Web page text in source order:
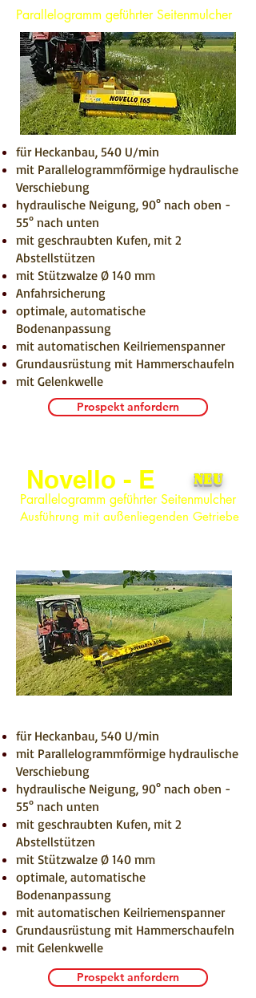
Parallelogramm geführter Seitenmulcher
für Heckanbau, 540 U/min
mit Parallelogrammförmige hydraulische
Verschiebung
hydraulische Neigung, 90° nach oben -
55° nach unten
mit geschraubten Kufen, mit 2
Abstellstützen
mit Stützwalze Ø 140 mm
Anfahrsicherung
optimale, automatische
Bodenanpassung
mit automatischen Keilriemenspanner
Grundausrüstung mit Hammerschaufeln
mit Gelenkwelle
Prospekt anfordern
Novello - E
Parallelogramm geführter Seitenmulcher
Ausführung mit außenliegenden Getriebe
NEU
für Heckanbau, 540 U/min
mit Parallelogrammförmige hydraulische
Verschiebung
hydraulische Neigung, 90° nach oben -
55° nach unten
mit geschraubten Kufen, mit 2
Abstellstützen
mit Stützwalze Ø 140 mm
optimale, automatische
Bodenanpassung
mit automatischen Keilriemenspanner
Grundausrüstung mit Hammerschaufeln
mit Gelenkwelle
Prospekt anfordern